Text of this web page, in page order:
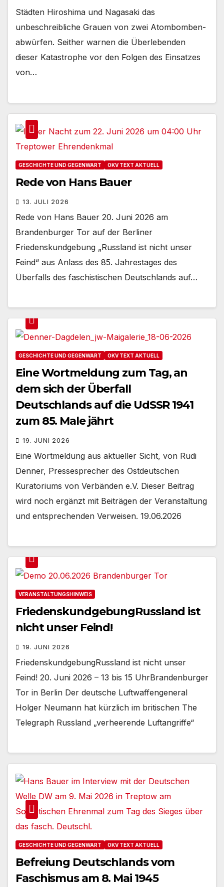
Städten Hiroshima und Nagasaki das
unbeschreibliche Grauen von zwei Atombomben-
abwürfen. Seither warnen die Überlebenden
dieser Katastrophe vor den Folgen des Einsatzes
von…
GESCHICHTE UND GEGENWART OKV TEXT AKTUELL
Rede von Hans Bauer
13. JULI 2026
Rede von Hans Bauer 20. Juni 2026 am
Brandenburger Tor auf der Berliner
Friedenskundgebung „Russland ist nicht unser
Feind“ aus Anlass des 85. Jahrestages des
Überfalls des faschistischen Deutschlands auf…
GESCHICHTE UND GEGENWART OKV TEXT AKTUELL
Eine Wortmeldung zum Tag, an
dem sich der Überfall
Deutschlands auf die UdSSR 1941
zum 85. Male jährt
19. JUNI 2026
Eine Wortmeldung aus aktueller Sicht, von Rudi
Denner, Pressesprecher des Ostdeutschen
Kuratoriums von Verbänden e.V. Dieser Beitrag
wird noch ergänzt mit Beiträgen der Veranstaltung
und entsprechenden Verweisen. 19.06.2026
VERANSTALTUNGSHINWEIS
FriedenskundgebungRussland ist
nicht unser Feind!
19. JUNI 2026
FriedenskundgebungRussland ist nicht unser
Feind! 20. Juni 2026 – 13 bis 15 UhrBrandenburger
Tor in Berlin Der deutsche Luftwaffengeneral
Holger Neumann hat kürzlich im britischen The
Telegraph Russland „verheerende Luftangriffe“
GESCHICHTE UND GEGENWART OKV TEXT AKTUELL
Befreiung Deutschlands vom
Faschismus am 8. Mai 1945